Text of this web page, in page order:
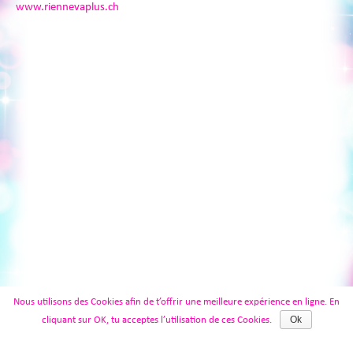
www.riennevaplus.ch
Nous utilisons des Cookies afin de t’offrir une meilleure expérience en ligne. En
cliquant sur OK, tu acceptes l’utilisation de ces Cookies.
Ok